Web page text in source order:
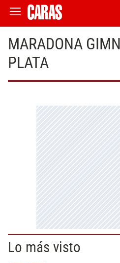
MARADONA
PLATA
Lo más visto